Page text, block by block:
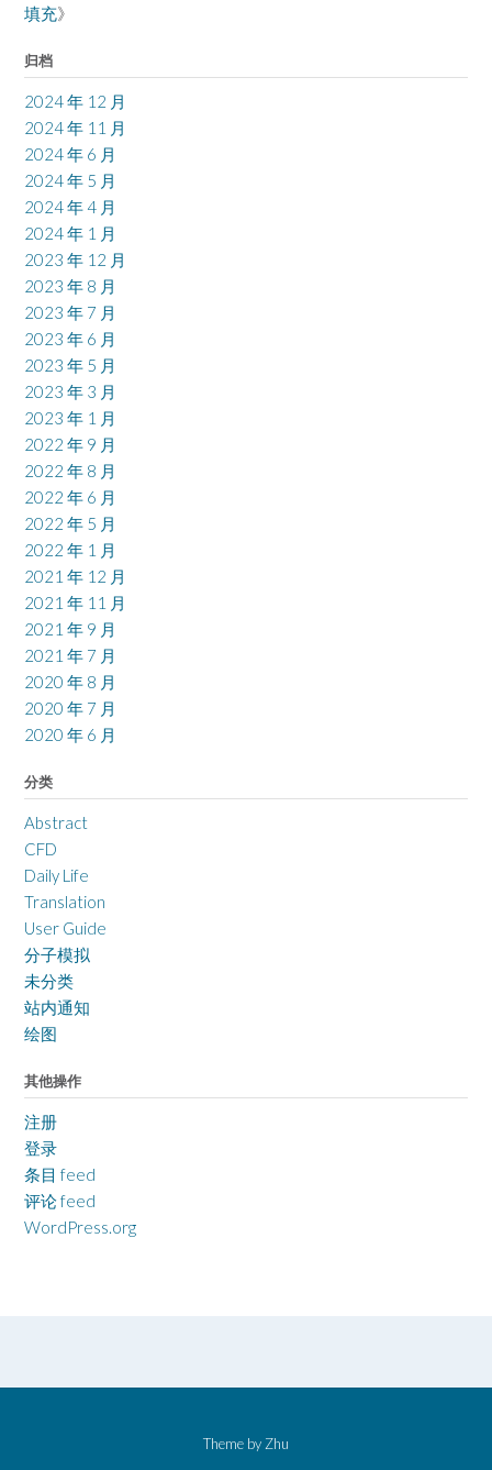
填充》
归档
2024 年 12 月
2024 年 11 月
2024 年 6 月
2024 年 5 月
2024 年 4 月
2024 年 1 月
2023 年 12 月
2023 年 8 月
2023 年 7 月
2023 年 6 月
2023 年 5 月
2023 年 3 月
2023 年 1 月
2022 年 9 月
2022 年 8 月
2022 年 6 月
2022 年 5 月
2022 年 1 月
2021 年 12 月
2021 年 11 月
2021 年 9 月
2021 年 7 月
2020 年 8 月
2020 年 7 月
2020 年 6 月
分类
Abstract
CFD
Daily Life
Translation
User Guide
分子模拟
未分类
站内通知
绘图
其他操作
注册
登录
条目 feed
评论 feed
WordPress.org
Theme by Zhu